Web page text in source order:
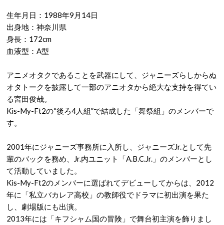
生年月日：1988年9月14日
出身地：神奈川県
身長：172cm
血液型：A型
アニメオタクであることを武器にして、ジャニーズらしからぬ
オタトークを披露して一部のアニオタから絶大な支持を得てい
る宮田俊哉。
Kis-My-Ft2の“後ろ4人組”で結成した「舞祭組」のメンバーで
す。
2001年にジャニーズ事務所に入所し、ジャニーズJr.として先
輩のバックを務め、Jr.内ユニット「A.B.C.Jr.」のメンバーとし
て活動していました。
Kis-My-Ft2のメンバーに選ばれてデビューしてからは、2012
年に「私立バカレア高校」の教師役でドラマに初出演を果た
し、劇場版にも出演。
2013年には「キフシャム国の冒険」で舞台初主演を飾りまし